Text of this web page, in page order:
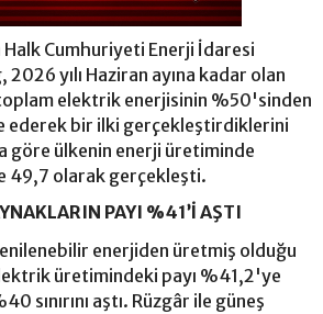
Halk Cumhuriyeti Enerji İdaresi
yılı Haziran ayına kadar olan
elektrik enerjisinin %50'sinden
ederek bir ilki gerçekleştirdiklerini
göre ülkenin enerji üretiminde
49,7 olarak gerçekleşti.
PAYI %41’İ AŞTI
enerjiden üretmiş olduğu
üretimindeki payı %41,2'ye
sınırını aştı. Rüzgâr ile güneş